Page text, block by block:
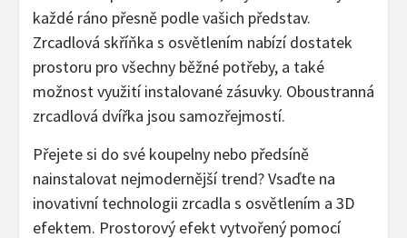
každé ráno přesně podle vašich představ.
Zrcadlová skříňka s osvětlením nabízí dostatek
prostoru pro všechny běžné potřeby, a také
možnost využití instalované zásuvky. Oboustranná
zrcadlová dvířka jsou samozřejmostí.
Přejete si do své koupelny nebo předsíně
nainstalovat nejmodernější trend? Vsaďte na
inovativní technologii zrcadla s osvětlením a 3D
efektem. Prostorový efekt vytvořený pomocí